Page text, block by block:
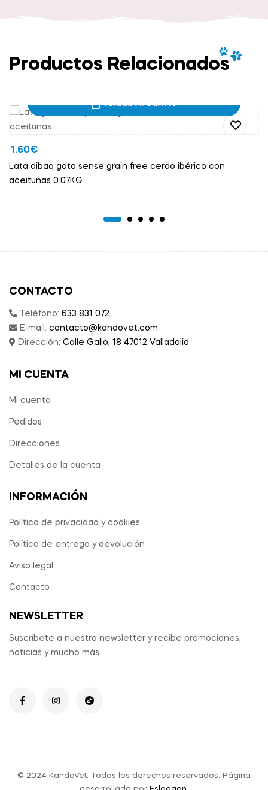
Productos Relacionados
Añadir Al Carrito
1.60€
Lata dibaq gato sense grain free cerdo ibérico con
aceitunas 0.07KG
CONTACTO
Teléfono: 633 831 072
E-mail: contacto@kandovet.com
Dirección: Calle Gallo, 18 47012 Valladolid
MI CUENTA
Mi cuenta
Pedidos
Direcciones
Detalles de la cuenta
INFORMACIÓN
Política de privacidad y cookies
Política de entrega y devolución
Aviso legal
Contacto
NEWSLETTER
Suscríbete a nuestro newsletter y recibe promociones,
noticias y mucho más.
© 2024 KandoVet. Todos los derechos reservados. Página